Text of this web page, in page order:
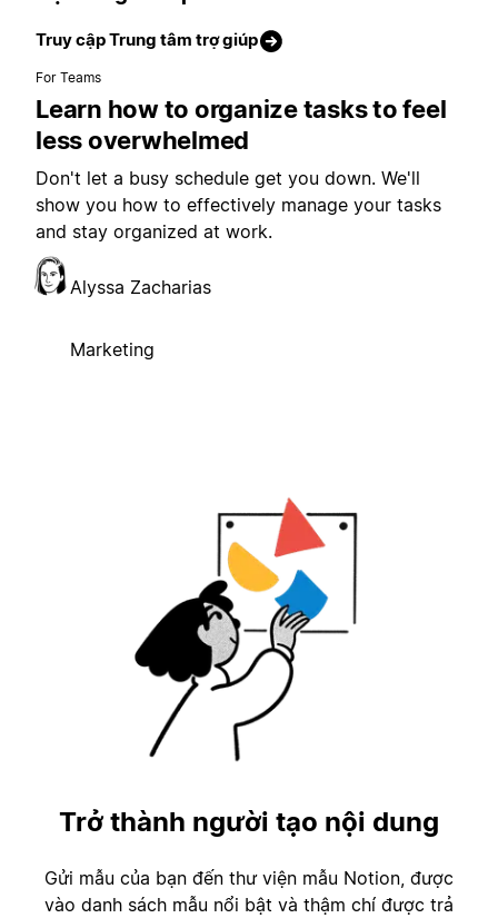
Truy cập Trung tâm trợ giúp
For Teams
Learn how to organize tasks to feel
less overwhelmed
Don't let a busy schedule get you down. We'll
show you how to effectively manage your tasks
and stay organized at work.
Alyssa Zacharias
Marketing
Trở thành người tạo nội dung
Gửi mẫu của bạn đến thư viện mẫu Notion, được
vào danh sách mẫu nổi bật và thậm chí được trả